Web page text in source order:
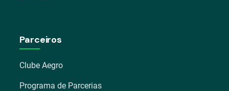
Parceiros
Clube Aegro
Programa de Parcerias